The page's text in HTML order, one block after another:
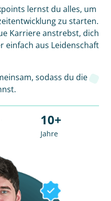
lernst du alles, um
zu starten.
Karriere anstrebst, dich
aus Leidenschaft
sodass du die
10+
Jahre